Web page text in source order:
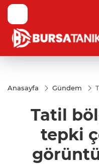
Anasayfa Gündem
Tatil
tepki